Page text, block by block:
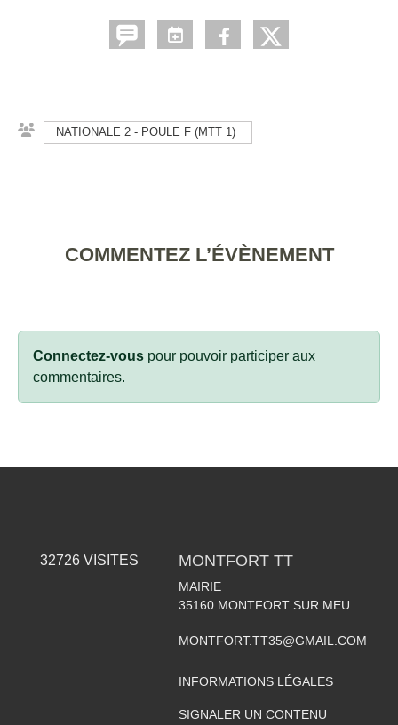
NATIONALE 2 - POULE F (MTT 1)
COMMENTEZ L’ÉVÈNEMENT
Connectez-vous pour pouvoir participer aux
commentaires.
32726VISITES MONTFORT TT
MAIRIE
35160 MONTFORT SUR MEU
MONTFORT.TT35@GMAIL.COM
INFORMATIONS LÉGALES
SIGNALER UN CONTENU